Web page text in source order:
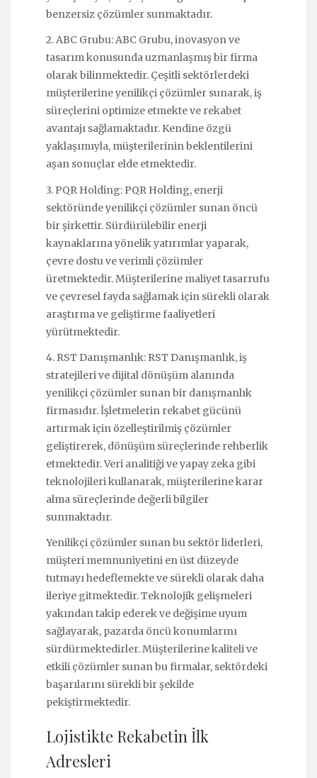
benzersiz çözümler sunmaktadır.
2. ABC Grubu: ABC Grubu, inovasyon ve
tasarım konusunda uzmanlaşmış bir firma
olarak bilinmektedir. Çeşitli sektörlerdeki
müşterilerine yenilikçi çözümler sunarak, iş
süreçlerini optimize etmekte ve rekabet
avantajı sağlamaktadır. Kendine özgü
yaklaşımıyla, müşterilerinin beklentilerini
aşan sonuçlar elde etmektedir.
3. PQR Holding: PQR Holding, enerji
sektöründe yenilikçi çözümler sunan öncü
bir şirkettir. Sürdürülebilir enerji
kaynaklarına yönelik yatırımlar yaparak,
çevre dostu ve verimli çözümler
üretmektedir. Müşterilerine maliyet tasarrufu
ve çevresel fayda sağlamak için sürekli olarak
araştırma ve geliştirme faaliyetleri
yürütmektedir.
4. RST Danışmanlık: RST Danışmanlık, iş
stratejileri ve dijital dönüşüm alanında
yenilikçi çözümler sunan bir danışmanlık
firmasıdır. İşletmelerin rekabet gücünü
artırmak için özelleştirilmiş çözümler
geliştirerek, dönüşüm süreçlerinde rehberlik
etmektedir. Veri analitiği ve yapay zeka gibi
teknolojileri kullanarak, müşterilerine karar
alma süreçlerinde değerli bilgiler
sunmaktadır.
Yenilikçi çözümler sunan bu sektör liderleri,
müşteri memnuniyetini en üst düzeyde
tutmayı hedeflemekte ve sürekli olarak daha
ileriye gitmektedir. Teknolojik gelişmeleri
yakından takip ederek ve değişime uyum
sağlayarak, pazarda öncü konumlarını
sürdürmektedirler. Müşterilerine kaliteli ve
etkili çözümler sunan bu firmalar, sektördeki
başarılarını sürekli bir şekilde
pekiştirmektedir.
Lojistikte Rekabetin İlk
Adresleri